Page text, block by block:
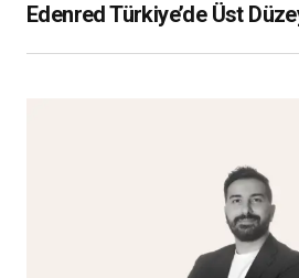
Edenred Türkiye’de Üst